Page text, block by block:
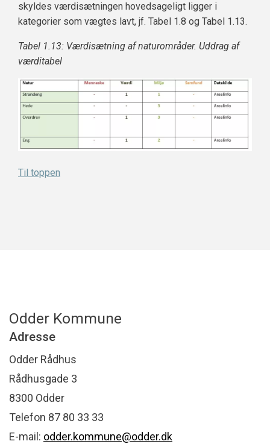
skyldes værdisætningen hovedsageligt ligger i
kategorier som vægtes lavt, jf. Tabel 1.8 og Tabel 1.13.
Tabel 1.13: Værdisætning af naturområder. Uddrag af
værditabel
Til toppen
Odder Kommune
Adresse
Odder Rådhus
Rådhusgade 3
8300 Odder
Telefon 87 80 33 33
E-mail: odder.kommune@odder.dk